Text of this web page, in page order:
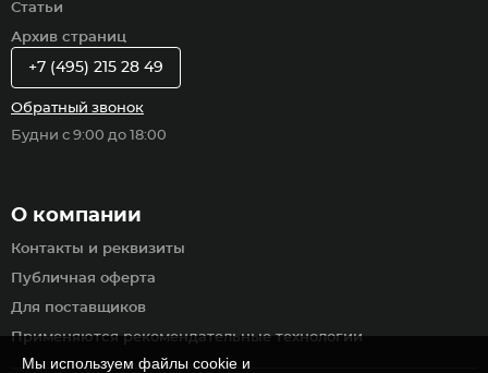
Статьи
Архив страниц
О компании
Контакты и реквизиты
Публичная оферта
Для поставщиков
Применяются рекомендательные технологии
+7 (495) 215 28 49
Обратный звонок
Будни с 9:00 до 18:00
Мы используем файлы cookie и